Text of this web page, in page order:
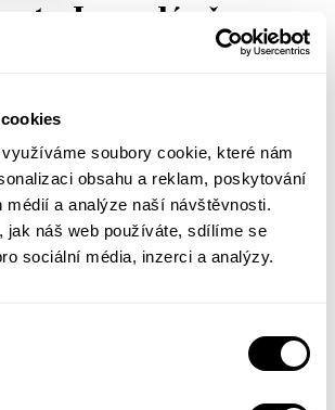
soubory cookie, které nám
obsahu a reklam, poskytování
a analýze naší návštěvnosti.
jak náš web používáte, sdílíme se
sociální média, inzerci a analýzy.
v Jeruzalémě
když premiér David Ben-
1960 oznámil únos Adolfa
a jeho vydání spravedlnosti.
svědectví nazvané Spravedlnost v
první představilo celý proces od jeho
a jeho bouřlivou domácí i